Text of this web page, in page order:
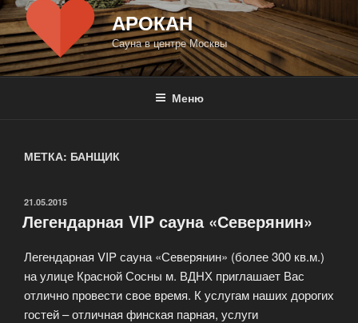
АРОКАН
Сауна в центре Москвы
Меню
МЕТКА: БАНЩИК
ОПУБЛИКОВАНО
21.05.2015
Легендарная VIP сауна «Северянин»
Легендарная VIP сауна «Северянин» (более 300 кв.м.)
на улице Красной Сосны м. ВДНХ приглашает Вас
отлично провести свое время. К услугам наших дорогих
гостей – отличная финская парная, услуги